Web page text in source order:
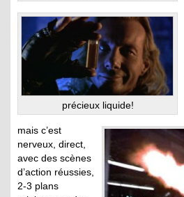
précieux liquide!
mais c’est
nerveux, direct,
avec des scènes
d’action réussies,
2-3 plans